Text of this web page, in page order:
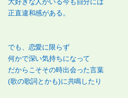
正直違和感がある。
でも、恋愛に限らず
何かで深い気持ちになって
だからこそその時出会った言葉
(歌の歌詞とかも)に共鳴したり